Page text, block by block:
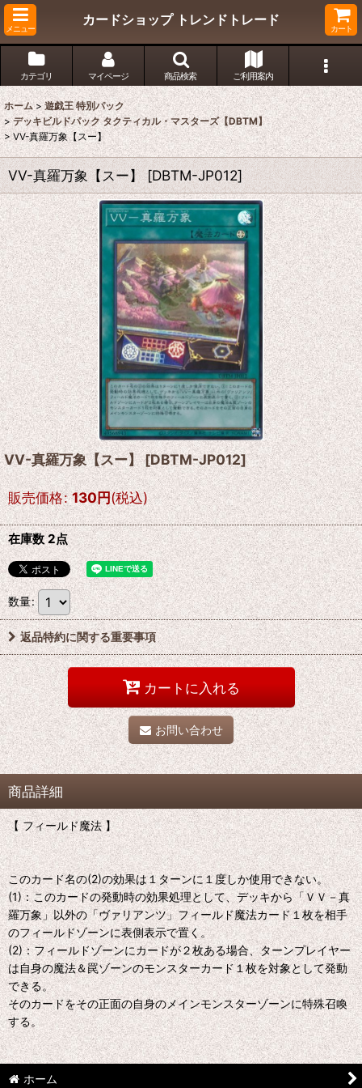
メニュー
カードショップ トレンドトレード
カート
カテゴリ マイページ 商品検索 ご利用案内
ホーム > 遊戯王 特別パック
> デッキビルドパック タクティカル・マスターズ【DBTM】
> VV-真羅万象【スー】
VV-真羅万象【スー】 [DBTM-JP012]
VV-真羅万象【スー】[DBTM-JP012]
販売価格: 130円(税込)
在庫数 2点
数量:
返品特約に関する重要事項
カートに入れる
お問い合わせ
商品詳細
【 フィールド魔法 】
このカード名の(2)の効果は１ターンに１度しか使用できない。
(1)：このカードの発動時の効果処理として、デッキから「ＶＶ－真
羅万象」以外の「ヴァリアンツ」フィールド魔法カード１枚を相手
のフィールドゾーンに表側表示で置く。
(2)：フィールドゾーンにカードが２枚ある場合、ターンプレイヤー
は自身の魔法＆罠ゾーンのモンスターカード１枚を対象として発動
できる。
そのカードをその正面の自身のメインモンスターゾーンに特殊召喚
する。
ホーム